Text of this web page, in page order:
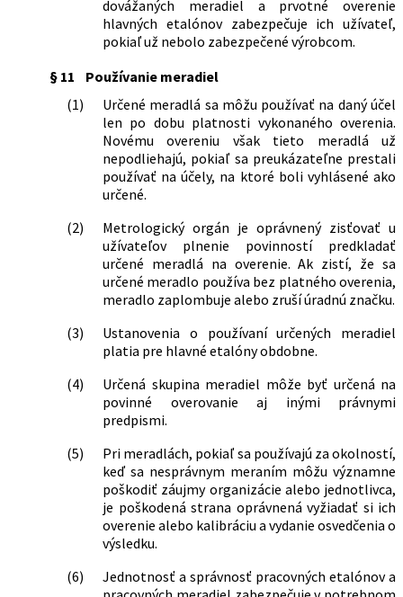
dovážaných meradiel a prvotné overenie
hlavných etalónov zabezpečuje ich užívateľ,
pokiaľ už nebolo zabezpečené výrobcom.
§ 11
Používanie meradiel
(1)
Určené meradlá sa môžu používať na daný účel
len po dobu platnosti vykonaného overenia.
Novému overeniu však tieto meradlá už
nepodliehajú, pokiaľ sa preukázateľne prestali
používať na účely, na ktoré boli vyhlásené ako
určené.
(2)
Metrologický orgán je oprávnený zisťovať u
užívateľov plnenie povinností predkladať
určené meradlá na overenie. Ak zistí, že sa
určené meradlo používa bez platného overenia,
meradlo zaplombuje alebo zruší úradnú značku.
(3)
Ustanovenia o používaní určených meradiel
platia pre hlavné etalóny obdobne.
(4)
Určená skupina meradiel môže byť určená na
povinné overovanie aj inými právnymi
predpismi.
(5)
Pri meradlách, pokiaľ sa používajú za okolností,
keď sa nesprávnym meraním môžu významne
poškodiť záujmy organizácie alebo jednotlivca,
je poškodená strana oprávnená vyžiadať si ich
overenie alebo kalibráciu a vydanie osvedčenia o
výsledku.
(6)
Jednotnosť a správnosť pracovných etalónov a